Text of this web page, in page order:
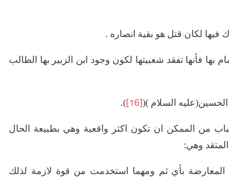
بها فأنها تفقد شعبيتها لكون وجود ابن الزبير بها الطالب
[16]
).
من الممكن ان تكون اكثر واقعية وهي بطبيعة الحال
وهي:
بأي ثم ومهما استخدمت من قوة لازمة لذلك